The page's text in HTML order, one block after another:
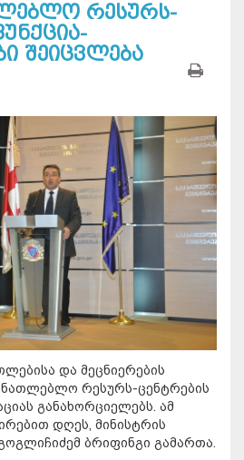
რესურს-
შეიცვლება
და მეცნიერების
რესურს-ცენტრების
განახორციელებს. ამ
დღეს, მინისტრის
ბრიფინგი გამართა.